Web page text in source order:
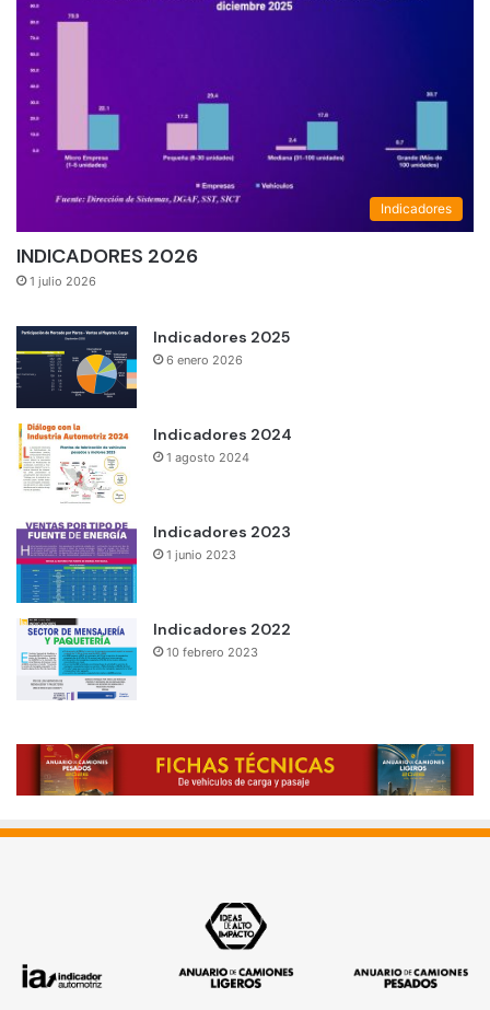
Indicadores
INDICADORES 2026
1 julio 2026
Indicadores 2025
6 enero 2026
Indicadores 2024
1 agosto 2024
Indicadores 2023
1 junio 2023
Indicadores 2022
10 febrero 2023